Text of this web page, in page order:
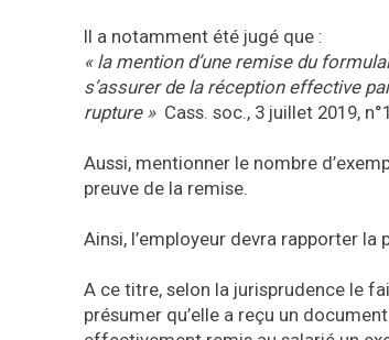
Il a notamment été jugé que :
« la mention d’une remise du
s’assurer de la réception effective
rupture »Cass. soc., 3 juillet 2019,
Aussi, mentionner le nombre
preuve de la remise.
Ainsi, l’employeur devra rapporter
A ce titre, selon la jurisprudence le
présumer qu’elle a reçu un